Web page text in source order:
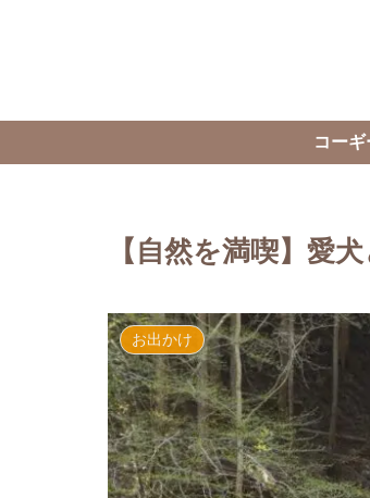
コーギ
【自然を満喫】愛
お出かけ